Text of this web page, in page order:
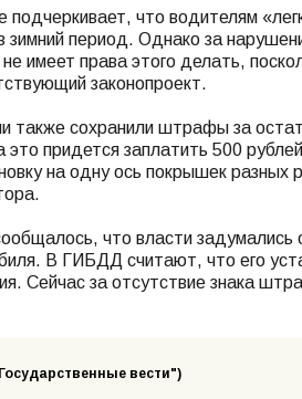
подчеркивает, что водителям
зимний период. Однако за
имеет права этого делать,
законопроект.
также сохранили штрафы за
это придется заплатить 500
на одну ось покрышек разных
что власти
В ГИБДД считают, что его
Сейчас за отсутствие знака
вести")